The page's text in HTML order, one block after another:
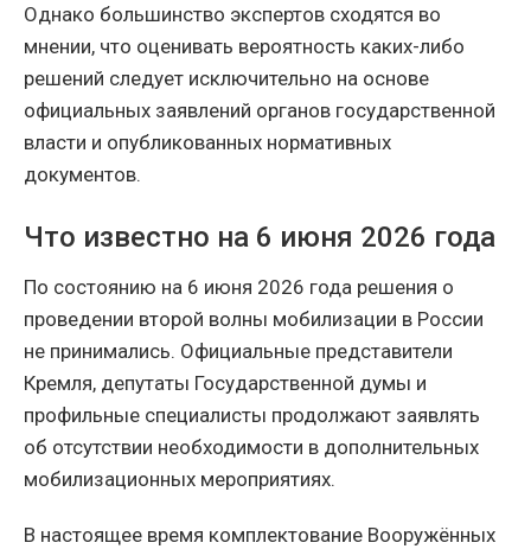
Однако большинство экспертов сходятся во
мнении, что оценивать вероятность каких-либо
решений следует исключительно на основе
официальных заявлений органов государственной
власти и опубликованных нормативных
документов.
Что известно на 6 июня 2026 года
По состоянию на 6 июня 2026 года решения о
проведении второй волны мобилизации в России
не принимались. Официальные представители
Кремля, депутаты Государственной думы и
профильные специалисты продолжают заявлять
об отсутствии необходимости в дополнительных
мобилизационных мероприятиях.
В настоящее время комплектование Вооружённых